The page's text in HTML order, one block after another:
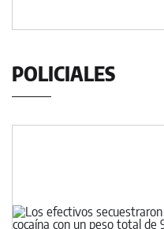
POLICIALES